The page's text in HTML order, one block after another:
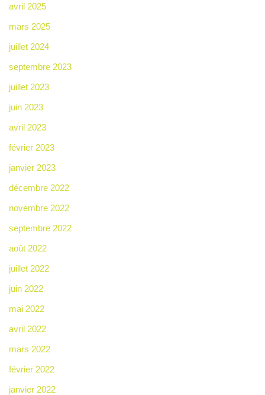
avril 2025
mars 2025
juillet 2024
septembre 2023
juillet 2023
juin 2023
avril 2023
février 2023
janvier 2023
décembre 2022
novembre 2022
septembre 2022
août 2022
juillet 2022
juin 2022
mai 2022
avril 2022
mars 2022
février 2022
janvier 2022